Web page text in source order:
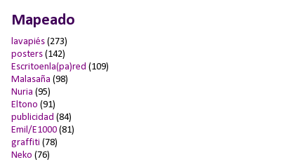
Mapeado
lavapiés (273)
posters (142)
Escritoenla(pa)red (109)
Malasaña (98)
Nuria (95)
Eltono (91)
publicidad (84)
Emil/E1000 (81)
graffiti (78)
Neko (76)